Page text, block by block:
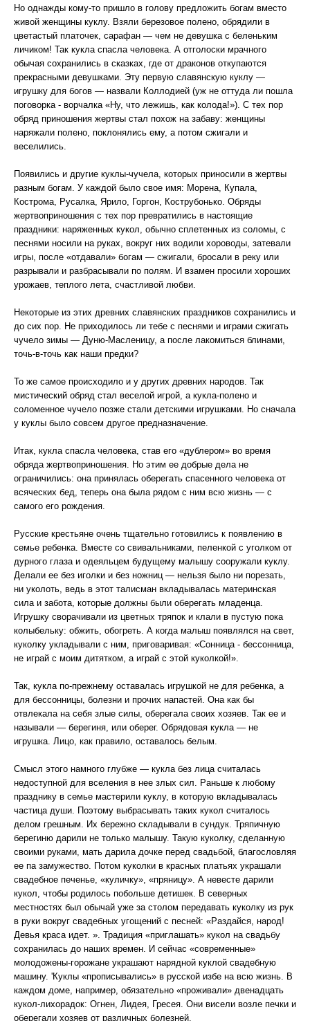
Но однажды кому-то пришло в голову предложить богам вместо
живой женщины куклу. Взяли березовое полено, обрядили в
цветастый платочек, сарафан — чем не девушка с беленьким
личиком! Так кукла спасла человека. А отголоски мрачного
обычая сохранились в сказках, где от драконов откупаются
прекрасными девушками. Эту первую славянскую куклу —
игрушку для богов — назвали Коллодией (уж не оттуда ли пошла
поговорка - ворчалка «Ну, что лежишь, как колода!»). С тех пор
обряд приношения жертвы стал похож на забаву: женщины
наряжали полено, поклонялись ему, а потом сжигали и
веселились.
Появились и другие куклы-чучела, которых приносили в жертвы
разным богам. У каждой было свое имя: Морена, Купала,
Кострома, Русалка, Ярило, Горгон, Кострубонько. Обряды
жертвоприношения с тех пор превратились в настоящие
праздники: наряженных кукол, обычно сплетенных из соломы, с
песнями носили на руках, вокруг них водили хороводы, затевали
игры, после «отдавали» богам — сжигали, бросали в реку или
разрывали и разбрасывали по полям. И взамен просили хороших
урожаев, теплого лета, счастливой любви.
Некоторые из этих древних славянских праздников сохранились и
до сих пор. Не приходилось ли тебе с песнями и играми сжигать
чучело зимы — Дуню-Масленицу, а после лакомиться блинами,
точь-в-точь как наши предки?
То же самое происходило и у других древних народов. Так
мистический обряд стал веселой игрой, а кукла-полено и
соломенное чучело позже стали детскими игрушками. Но сначала
у куклы было совсем другое предназначение.
Итак, кукла спасла человека, став его «дублером» во время
обряда жертвоприношения. Но этим ее добрые дела не
ограничились: она принялась оберегать спасенного человека от
всяческих бед, теперь она была рядом с ним всю жизнь — с
самого его рождения.
Русские крестьяне очень тщательно готовились к появлению в
семье ребенка. Вместе со свивальниками, пеленкой с уголком от
дурного глаза и одеяльцем будущему малышу сооружали куклу.
Делали ее без иголки и без ножниц — нельзя было ни порезать,
ни уколоть, ведь в этот талисман вкладывалась материнская
сила и забота, которые должны были оберегать младенца.
Игрушку сворачивали из цветных тряпок и клали в пустую пока
колыбельку: обжить, обогреть. А когда малыш появлялся на свет,
куколку укладывали с ним, приговаривая: «Сонница - бессонница,
не играй с моим дитятком, а играй с этой куколкой!».
Так, кукла по-прежнему оставалась игрушкой не для ребенка, а
для бессонницы, болезни и прочих напастей. Она как бы
отвлекала на себя злые силы, оберегала своих хозяев. Так ее и
называли — берегиня, или оберег. Обрядовая кукла — не
игрушка. Лицо, как правило, оставалось белым.
Смысл этого намного глубже — кукла без лица считалась
недоступной для вселения в нее злых сил. Раньше к любому
празднику в семье мастерили куклу, в которую вкладывалась
частица души. Поэтому выбрасывать таких кукол считалось
делом грешным. Их бережно складывали в сундук. Тряпичную
берегиню дарили не только малышу. Такую куколку, сделанную
своими руками, мать дарила дочке перед свадьбой, благословляя
ее па замужество. Потом куколки в красных платьях украшали
свадебное печенье, «куличку», «пряницу». А невесте дарили
кукол, чтобы родилось побольше детишек. В северных
местностях был обычай уже за столом передавать куколку из рук
в руки вокруг свадебных угощений с песней: «Раздайся, народ!
Девья краса идет. ». Традиция «приглашать» кукол на свадьбу
сохранилась до наших времен. И сейчас «современные»
молодожены-горожане украшают нарядной куклой свадебную
машину. 'Куклы «прописывались» в русской избе на всю жизнь. В
каждом доме, например, обязательно «проживали» двенадцать
кукол-лихорадок: Огнен, Лидея, Гресея. Они висели возле печки и
оберегали хозяев от различных болезней.